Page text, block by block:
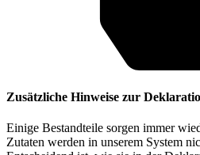
Zusätzliche Hinweise zur
Einige Bestandteile sorgen immer
Zutaten werden in unserem System